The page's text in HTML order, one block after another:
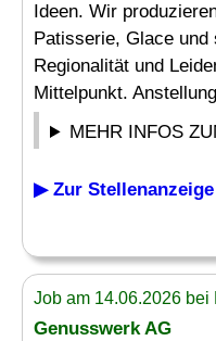
Ideen. Wir
Patisserie, Glace
Regionalität und
Mittelpunkt.
MEHR INFOS
▶ Zur Stellenanzeige
Job am 14.06.2026 bei
Genusswerk AG